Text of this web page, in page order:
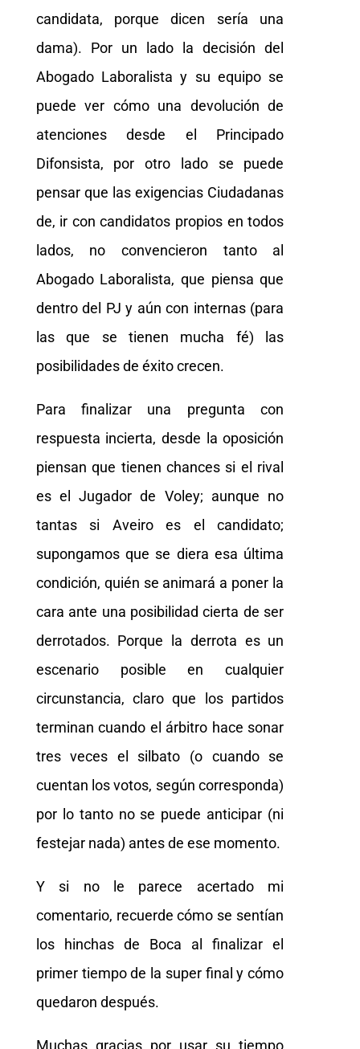
candidata, porque dicen sería una
dama). Por un lado la decisión del
Abogado Laboralista y su equipo se
puede ver cómo una devolución de
atenciones desde el Principado
Difonsista, por otro lado se puede
pensar que las exigencias Ciudadanas
de, ir con candidatos propios en todos
lados, no convencieron tanto al
Abogado Laboralista, que piensa que
dentro del PJ y aún con internas (para
las que se tienen mucha fé) las
posibilidades de éxito crecen.
Para finalizar una pregunta con
respuesta incierta, desde la oposición
piensan que tienen chances si el rival
es el Jugador de Voley; aunque no
tantas si Aveiro es el candidato;
supongamos que se diera esa última
condición, quién se animará a poner la
cara ante una posibilidad cierta de ser
derrotados. Porque la derrota es un
escenario posible en cualquier
circunstancia, claro que los partidos
terminan cuando el árbitro hace sonar
tres veces el silbato (o cuando se
cuentan los votos, según corresponda)
por lo tanto no se puede anticipar (ni
festejar nada) antes de ese momento.
Y si no le parece acertado mi
comentario, recuerde cómo se sentían
los hinchas de Boca al finalizar el
primer tiempo de la super final y cómo
quedaron después.